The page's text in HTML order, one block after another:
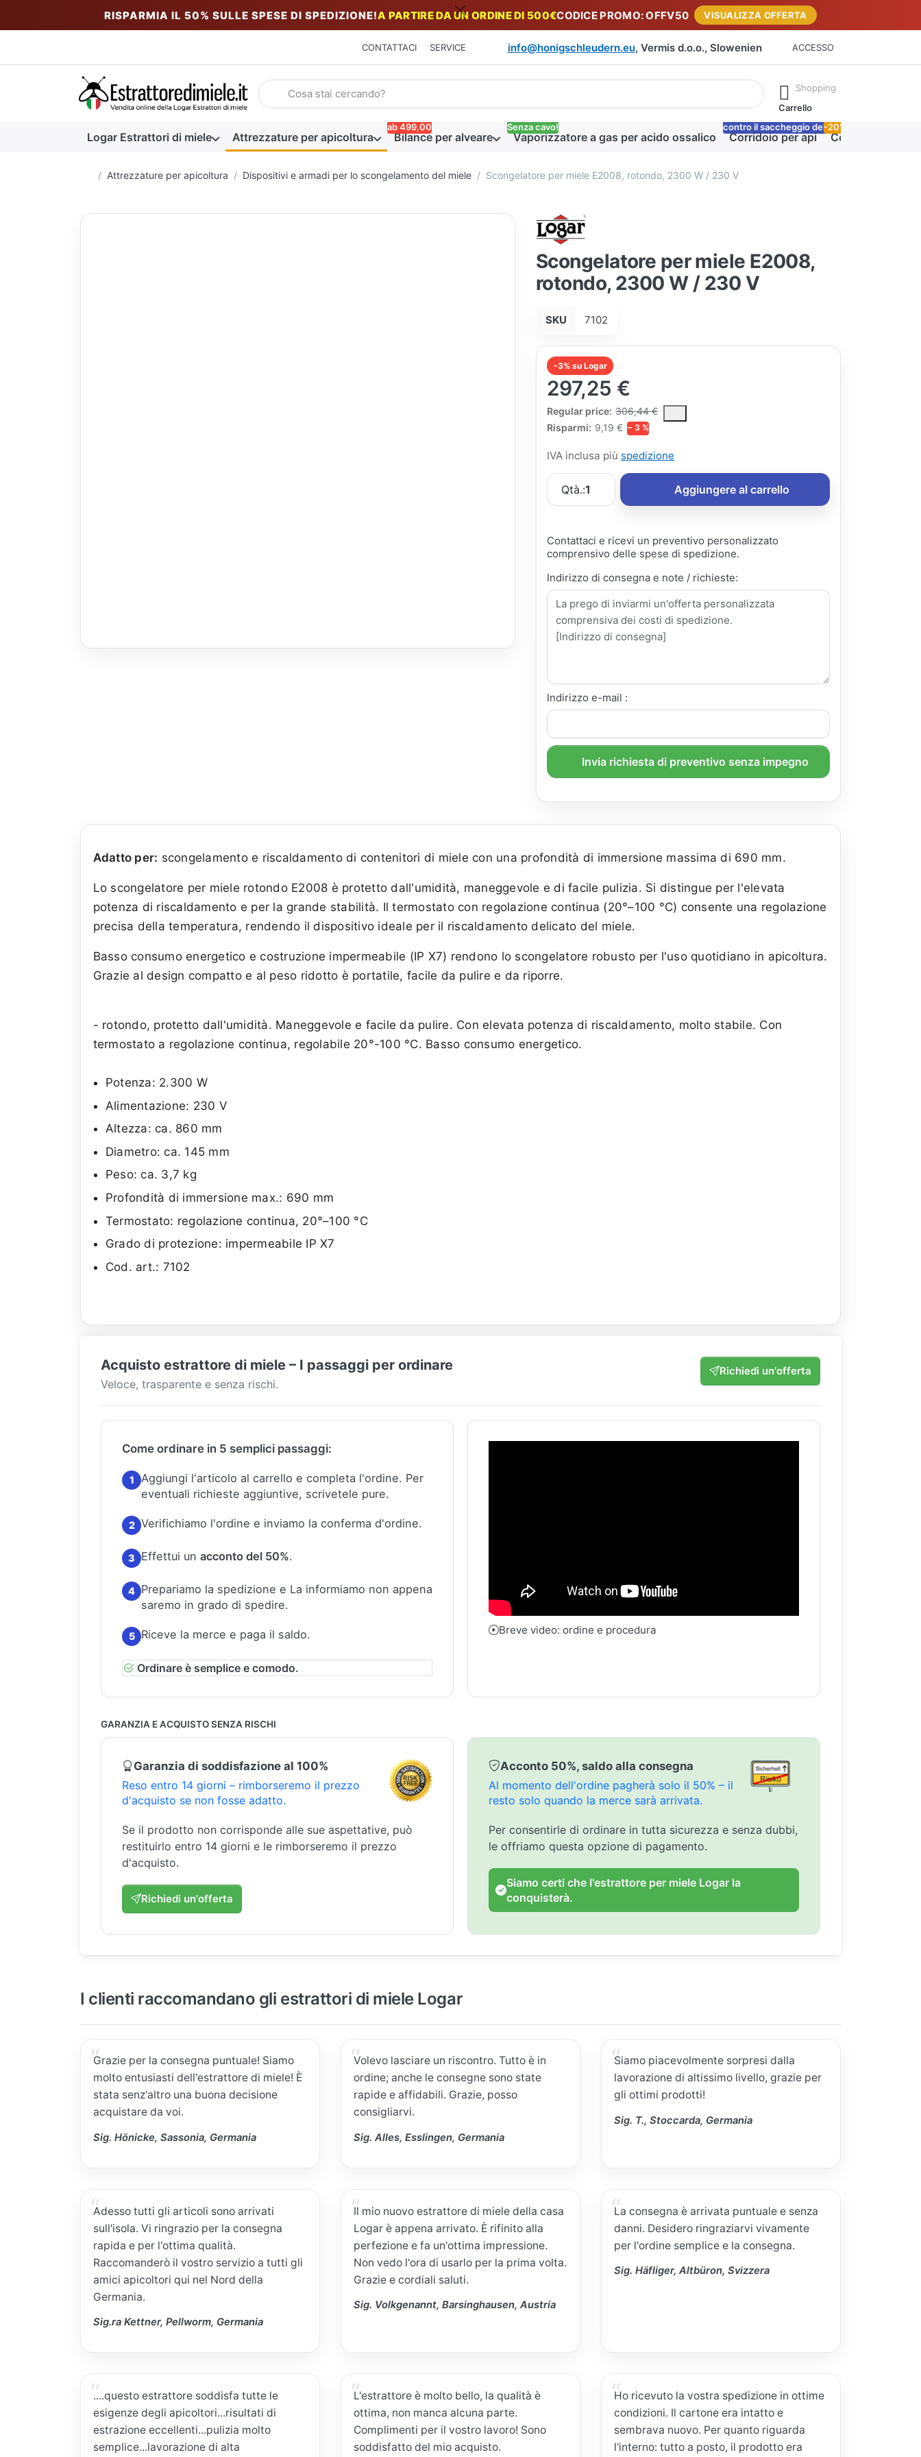
RISPARMIA IL 50% SULLE SPESE DI SPEDIZIONE!A PARTIRE DA UN ORDINE DI 500€CODICE PROMO: OFFV50 VISUALIZZA OFFERTA
CONTATTACI SERVICE info@honigschleudern.eu, Vermis d.o.o., Slowenien ACCESSO
Inserire un termine di ricerca. I primi risultati appaiono automaticamente durante la digitazione. Premere il tasto Invio per richiamare
Shopping
Carrello
Logar Estrattori di miele Attrezzature per apicoltura Bilance per alveare
ab 499,00
Vaporizzatore a gas per acido ossalico
Senza cavo!
Corridoio per api
contro il saccheggio delle api
Coperta miele
-20%
Homepage
Attrezzature per apicoltura Dispositivi e armadi per lo scongelamento del miele Scongelatore per miele E2008, rotondo, 2300 W / 230 V
Scongelatore per miele E2008,
rotondo, 2300 W / 230 V
SKU 7102
-3% su Logar
297,25 €
Regular price: 306,44 €
The Regular Price is the median selling price paid by customers for a product,
Risparmi: 9,19 € − 3 %
IVA inclusa più spedizione
Qtà.:1 Aggiungere al carrello
Contattaci e ricevi un preventivo personalizzato
comprensivo delle spese di spedizione.
Indirizzo di consegna e note / richieste:
Indirizzo e-mail :
Invia richiesta di preventivo senza impegno
Adatto per: scongelamento e riscaldamento di contenitori di miele con una profondità di immersione massima di 690 mm.
Lo scongelatore per miele rotondo E2008 è protetto dall'umidità, maneggevole e di facile pulizia. Si distingue per l'elevata
potenza di riscaldamento e per la grande stabilità. Il termostato con regolazione continua (20°–100 °C) consente una regolazione
precisa della temperatura, rendendo il dispositivo ideale per il riscaldamento delicato del miele.
Basso consumo energetico e costruzione impermeabile (IP X7) rendono lo scongelatore robusto per l'uso quotidiano in apicoltura.
Grazie al design compatto e al peso ridotto è portatile, facile da pulire e da riporre.
- rotondo, protetto dall'umidità. Maneggevole e facile da pulire. Con elevata potenza di riscaldamento, molto stabile. Con
termostato a regolazione continua, regolabile 20°-100 °C. Basso consumo energetico.
Potenza: 2.300 W
Alimentazione: 230 V
Altezza: ca. 860 mm
Diametro: ca. 145 mm
Peso: ca. 3,7 kg
Profondità di immersione max.: 690 mm
Termostato: regolazione continua, 20°–100 °C
Grado di protezione: impermeabile IP X7
Cod. art.: 7102
Acquisto estrattore di miele – I passaggi per ordinare
Veloce, trasparente e senza rischi.
Richiedi un'offerta
Come ordinare in 5 semplici passaggi:
1 Aggiungi l'articolo al carrello e completa l'ordine. Per
eventuali richieste aggiuntive, scrivetele pure.
2 Verifichiamo l'ordine e inviamo la conferma d'ordine.
3 Effettui un acconto del 50%.
4 Prepariamo la spedizione e La informiamo non appena
saremo in grado di spedire.
5 Riceve la merce e paga il saldo.
Ordinare è semplice e comodo.
Breve video: ordine e procedura
GARANZIA E ACQUISTO SENZA RISCHI
Garanzia di soddisfazione al 100%
Reso entro 14 giorni – rimborseremo il prezzo
d'acquisto se non fosse adatto.
Se il prodotto non corrisponde alle sue aspettative, può
restituirlo entro 14 giorni e le rimborseremo il prezzo
d'acquisto.
Richiedi un'offerta
Acconto 50%, saldo alla consegna
Al momento dell'ordine pagherà solo il 50% – il
resto solo quando la merce sarà arrivata.
Per consentirle di ordinare in tutta sicurezza e senza dubbi,
le offriamo questa opzione di pagamento.
Siamo certi che l'estrattore per miele Logar la
conquisterà.
I clienti raccomandano gli estrattori di miele Logar
Grazie per la consegna puntuale! Siamo
molto entusiasti dell'estrattore di miele! È
stata senz'altro una buona decisione
acquistare da voi.
Sig. Hönicke, Sassonia, Germania
Volevo lasciare un riscontro. Tutto è in
ordine; anche le consegne sono state
rapide e affidabili. Grazie, posso
consigliarvi.
Sig. Alles, Esslingen, Germania
Siamo piacevolmente sorpresi dalla
lavorazione di altissimo livello, grazie per
gli ottimi prodotti!
Sig. T., Stoccarda, Germania
Adesso tutti gli articoli sono arrivati
sull'isola. Vi ringrazio per la consegna
rapida e per l'ottima qualità.
Raccomanderò il vostro servizio a tutti gli
amici apicoltori qui nel Nord della
Germania.
Sig.ra Kettner, Pellworm, Germania
Il mio nuovo estrattore di miele della casa
Logar è appena arrivato. È rifinito alla
perfezione e fa un'ottima impressione.
Non vedo l'ora di usarlo per la prima volta.
Grazie e cordiali saluti.
Sig. Volkgenannt, Barsinghausen, Austria
La consegna è arrivata puntuale e senza
danni. Desidero ringraziarvi vivamente
per l'ordine semplice e la consegna.
Sig. Häfliger, Altbüron, Svizzera
....questo estrattore soddisfa tutte le
esigenze degli apicoltori...risultati di
estrazione eccellenti...pulizia molto
semplice...lavorazione di alta
L'estrattore è molto bello, la qualità è
ottima, non manca alcuna parte.
Complimenti per il vostro lavoro! Sono
soddisfatto del mio acquisto.
Ho ricevuto la vostra spedizione in ottime
condizioni. Il cartone era intatto e
sembrava nuovo. Per quanto riguarda
l'interno: tutto a posto, il prodotto era